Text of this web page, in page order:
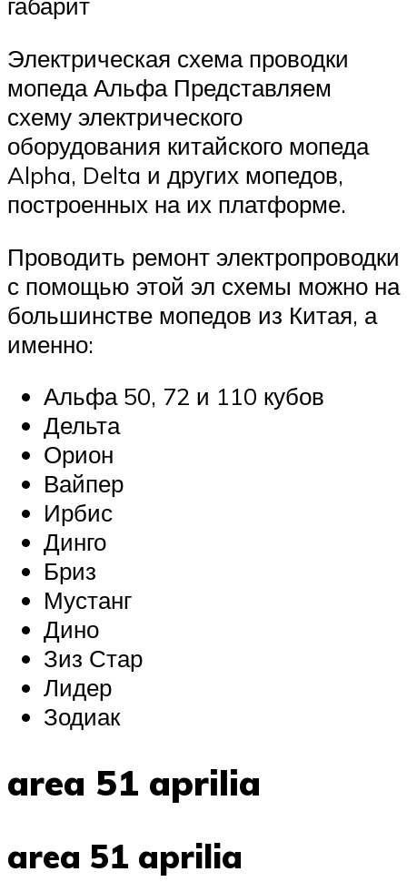
габарит
Электрическая схема проводки
мопеда Альфа Представляем
схему электрического
оборудования китайского мопеда
Alpha, Delta и других мопедов,
построенных на их платформе.
Проводить ремонт электропроводки
с помощью этой эл схемы можно на
большинстве мопедов из Китая, а
именно:
Альфа 50, 72 и 110 кубов
Дельта
Орион
Вайпер
Ирбис
Динго
Бриз
Мустанг
Дино
Зиз Стар
Лидер
Зодиак
area 51 aprilia
area 51 aprilia